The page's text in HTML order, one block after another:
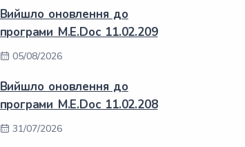
Вийшло оновлення до
програми M.E.Doc 11.02.209
05/08/2026
Вийшло оновлення до
програми M.E.Doc 11.02.208
31/07/2026